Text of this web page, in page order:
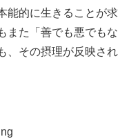
能的に生きることが求
また「善でも悪でもな
、その摂理が反映され